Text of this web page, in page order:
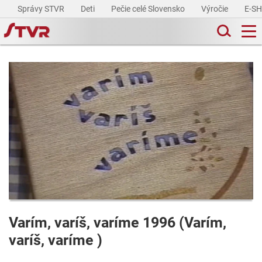
Správy STVR Deti Pečie celé Slovensko Výročie E-
Varím, varíš, varíme 1996 (Varím,
varíš, varíme )